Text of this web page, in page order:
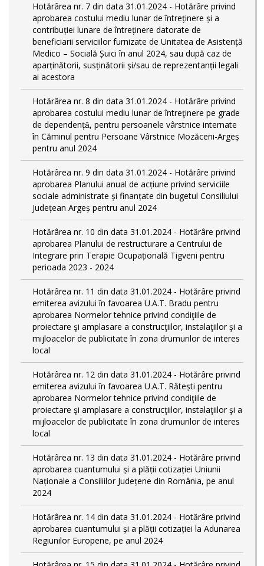
Hotărârea nr. 7 din data 31.01.2024 - Hotărâre privind
aprobarea costului mediu lunar de întreținere și a
contribuției lunare de întreținere datorate de
beneficiarii serviciilor furnizate de Unitatea de Asistență
Medico – Socială Șuici în anul 2024, sau după caz de
aparținătorii, susținătorii și/sau de reprezentanții legali
ai acestora
Hotărârea nr. 8 din data 31.01.2024 - Hotărâre privind
aprobarea costului mediu lunar de întreţinere pe grade
de dependențǎ, pentru persoanele vârstnice internate
în Căminul pentru Persoane Vârstnice Mozăceni-Argeș
pentru anul 2024
Hotărârea nr. 9 din data 31.01.2024 - Hotărâre privind
aprobarea Planului anual de acțiune privind serviciile
sociale administrate și finanțate din bugetul Consiliului
Județean Argeș pentru anul 2024
Hotărârea nr. 10 din data 31.01.2024 - Hotărâre privind
aprobarea Planului de restructurare a Centrului de
Integrare prin Terapie Ocupațională Tigveni pentru
perioada 2023 - 2024
Hotărârea nr. 11 din data 31.01.2024 - Hotărâre privind
emiterea avizului în favoarea U.A.T. Bradu pentru
aprobarea Normelor tehnice privind condiţiile de
proiectare şi amplasare a construcţiilor, instalaţiilor şi a
mijloacelor de publicitate în zona drumurilor de interes
local
Hotărârea nr. 12 din data 31.01.2024 - Hotărâre privind
emiterea avizului în favoarea U.A.T. Rătești pentru
aprobarea Normelor tehnice privind condiţiile de
proiectare şi amplasare a construcţiilor, instalaţiilor şi a
mijloacelor de publicitate în zona drumurilor de interes
local
Hotărârea nr. 13 din data 31.01.2024 - Hotărâre privind
aprobarea cuantumului și a plății cotizației Uniunii
Naționale a Consiliilor Județene din România, pe anul
2024
Hotărârea nr. 14 din data 31.01.2024 - Hotărâre privind
aprobarea cuantumului și a plății cotizației la Adunarea
Regiunilor Europene, pe anul 2024